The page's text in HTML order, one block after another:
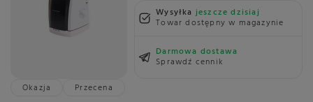
Wysyłkajeszcze dzisiaj
Towar dostępny w magazynie
Darmowa dostawa
Sprawdź cennik
Okazja
Przecena